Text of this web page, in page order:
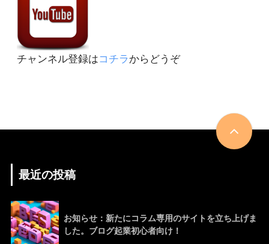
チャンネル登録はコチラ からどうぞ
最近の投稿
お知らせ：新たにコラム専用のサイトを立ち上げま
した。ブログ起業初心者向け！